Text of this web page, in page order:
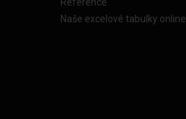
Reference
Naše excelové tabulky online